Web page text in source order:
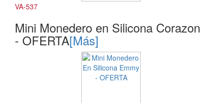
VA-537
Mini Monedero en Silicona Corazon
- OFERTA[Más]